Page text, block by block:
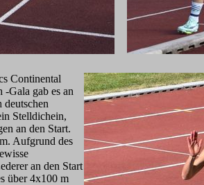
Continental
Gala gab es an
deutschen
Stelldichein,
an den Start.
Aufgrund des
an den Start
über 4x100 m